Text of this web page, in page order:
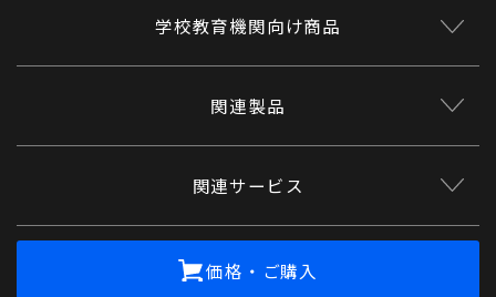
学校教育機関向け商品
関連製品
関連サービス
価格・ご購入